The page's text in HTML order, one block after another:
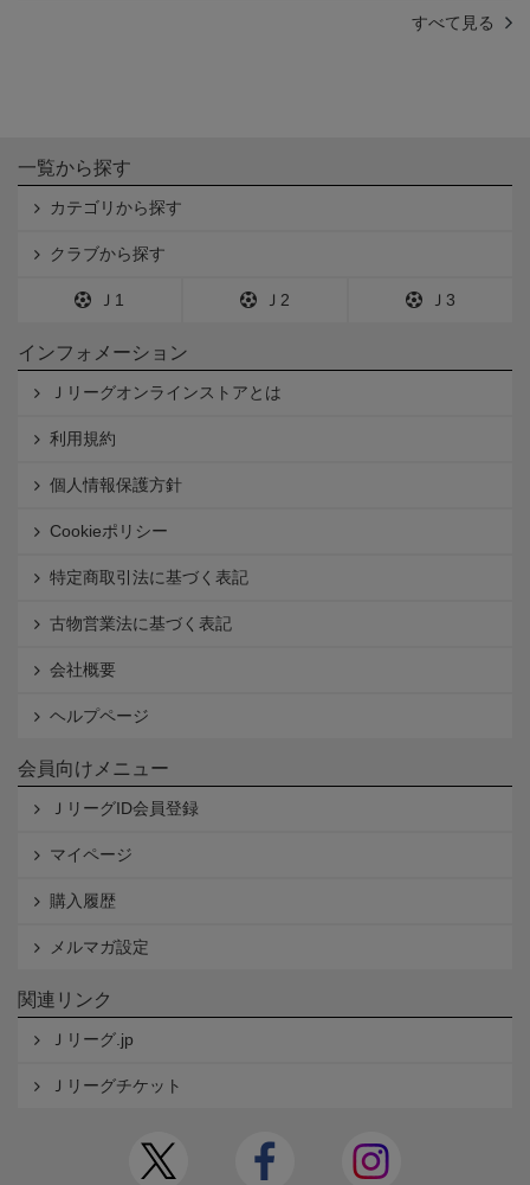
すべて見る
一覧から探す
カテゴリから探す
クラブから探す
Ｊ1 Ｊ2 Ｊ3
インフォメーション
Ｊリーグオンラインストアとは
利用規約
個人情報保護方針
Cookieポリシー
特定商取引法に基づく表記
古物営業法に基づく表記
会社概要
ヘルプページ
会員向けメニュー
ＪリーグID会員登録
マイページ
購入履歴
メルマガ設定
関連リンク
Ｊリーグ.jp
Ｊリーグチケット